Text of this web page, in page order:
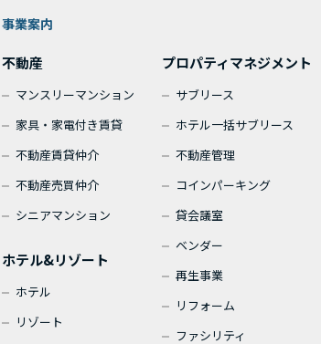
事業案内
不動産
マンスリーマンション
家具・家電付き賃貸
不動産賃貸仲介
不動産売買仲介
シニアマンション
ホテル&リゾート
ホテル
リゾート
プロパティマネジメント
サブリース
ホテル一括サブリース
不動産管理
コインパーキング
貸会議室
ベンダー
再生事業
リフォーム
ファシリティ